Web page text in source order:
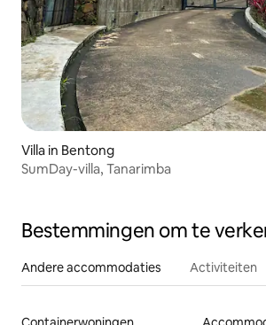
Villa in Bentong
SumDay-villa, Tanarimba
Bestemmingen om te
Andere accommodaties Activiteiten